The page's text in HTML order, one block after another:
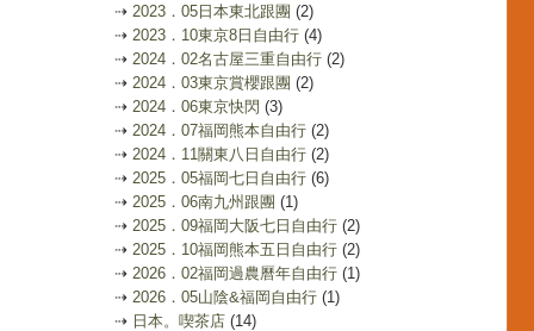
⇢ 2023．05日本東北跟團 (2)
⇢ 2023．10東京8日自由行 (4)
⇢ 2024．02名古屋三重自由行 (2)
⇢ 2024．03東京賞櫻跟團 (2)
⇢ 2024．06東京快閃 (3)
⇢ 2024．07福岡熊本自由行 (2)
⇢ 2024．11關東八日自由行 (2)
⇢ 2025．05福岡七日自由行 (6)
⇢ 2025．06南九州跟團 (1)
⇢ 2025．09福岡大阪七日自由行 (2)
⇢ 2025．10福岡熊本五日自由行 (2)
⇢ 2026．02福岡過農曆年自由行 (1)
⇢ 2026．05山陰&福岡自由行 (1)
⇢ 日本。喫茶店 (14)